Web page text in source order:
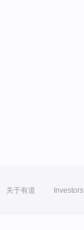
关于有道 Investors